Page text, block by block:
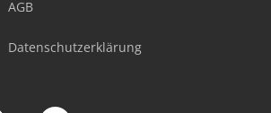
Und Messgerät
AGB
Datenschutzerklärung